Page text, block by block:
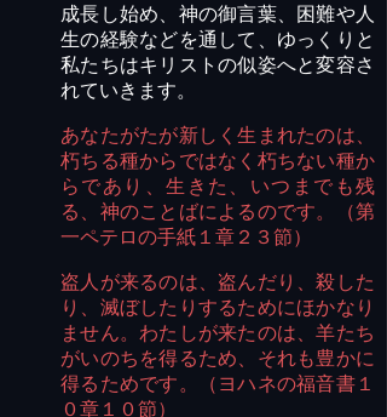
成長し始め、神の御言葉、困難や人
生の経験などを通して、ゆっくりと
私たちはキリストの似姿へと変容さ
れていきます。
あなたがたが新しく生まれたのは、
朽ちる種からではなく朽ちない種か
らであり、生きた、いつまでも残
る、神のことばによるのです。（第
一ペテロの手紙１章２３節）
盗人が来るのは、盗んだり、殺した
り、滅ぼしたりするためにほかなり
ません。わたしが来たのは、羊たち
がいのちを得るため、それも豊かに
得るためです。（ヨハネの福音書１
０章１０節）